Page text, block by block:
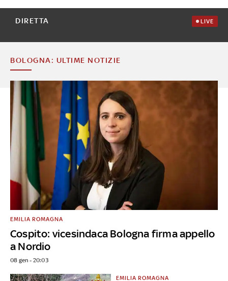
DIRETTA LIVE
BOLOGNA: ULTIME NOTIZIE
Cospito: vicesindaca Bologna firma appello
a Nordio
EMILIA ROMAGNA
08 gen - 20:03
EMILIA ROMAGNA